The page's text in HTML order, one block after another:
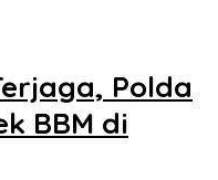
Polda
BBM di